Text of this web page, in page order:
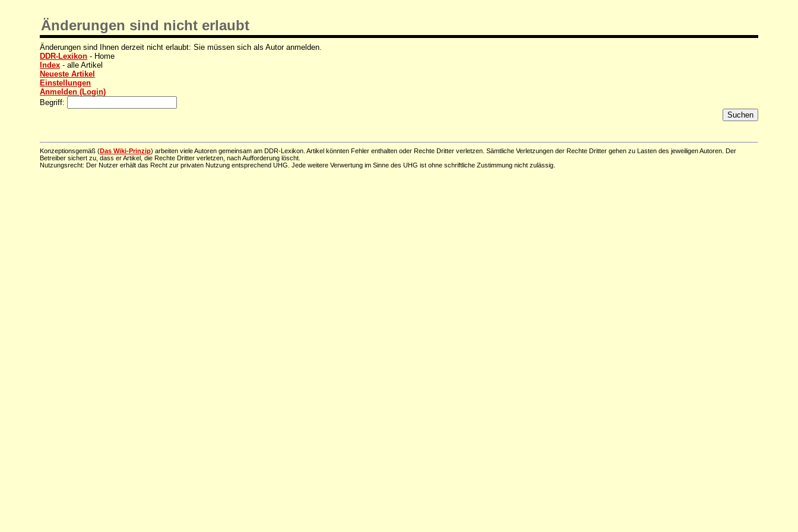
Änderungen sind nicht erlaubt
Änderungen sind Ihnen derzeit nicht erlaubt: Sie müssen sich als Autor anmelden.
DDR-Lexikon - Home
Index - alle Artikel
Neueste Artikel
Einstellungen
Anmelden (Login)
Begriff:
Konzeptionsgemäß (Das Wiki-Prinzip) arbeiten viele Autoren gemeinsam am DDR-Lexikon. Artikel könnten Fehler enthalten oder Rechte Dritter verletzen. Sämtliche Verletzungen der Rechte Dritter gehen zu Lasten des jeweiligen Autoren. Der
Betreiber sichert zu, dass er Artikel, die Rechte Dritter verletzen, nach Aufforderung löscht.
Nutzungsrecht: Der Nutzer erhält das Recht zur privaten Nutzung entsprechend UHG. Jede weitere Verwertung im Sinne des UHG ist ohne schriftliche Zustimmung nicht zulässig.